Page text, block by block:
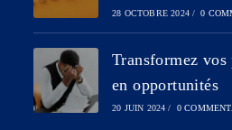
28 OCTOBRE 2024 / 0
Transformez vos
en opportunités
20 JUIN 2024 / 0